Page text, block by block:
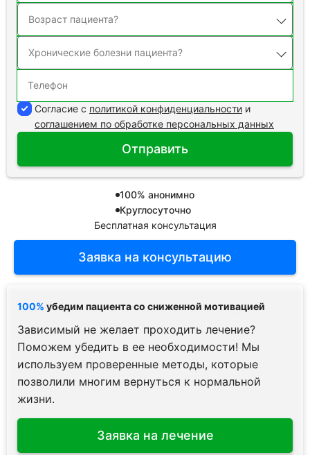
Согласие с политикой конфиденциальности и
соглашением по обработке персональных данных
Отправить
100% анонимно
Круглосуточно
Бесплатная консультация
Заявка на консультацию
100% убедим пациента со сниженной мотивацией
Зависимый не желает проходить лечение?
Поможем убедить в ее необходимости! Мы
используем проверенные методы, которые
позволили многим вернуться к нормальной
жизни.
Заявка на лечение